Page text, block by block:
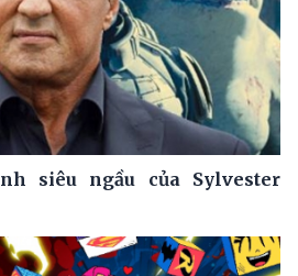
siêu ngầu của Sylvester